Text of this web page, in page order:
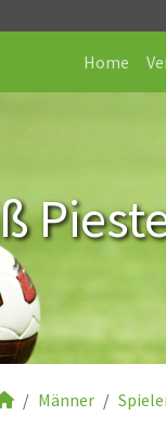
Home
Männer